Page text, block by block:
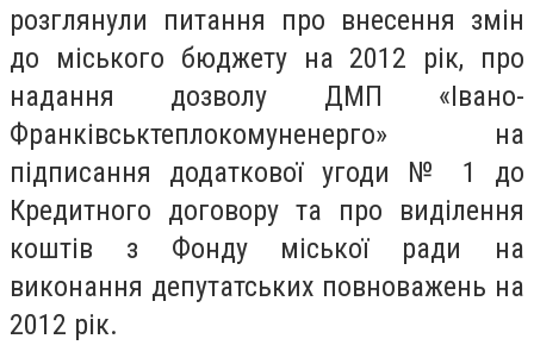
розглянули питання про внесення змін
до міського бюджету на 2012 рік, про
надання дозволу ДМП «Івано-
Франківськтеплокомуненерго» на
підписання додаткової угоди № 1 до
Кредитного договору та про виділення
коштів з Фонду міської ради на
виконання депутатських повноважень на
2012 рік.